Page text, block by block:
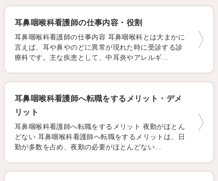
耳鼻咽喉科看護師の仕事内容・役割
耳鼻咽喉科看護師の仕事内容 耳鼻咽喉科とは大まかに
言えば、耳や鼻やのどに異常が現れた時に受診する診
療科です。主な疾患として、中耳炎やアレルギ...
耳鼻咽喉科看護師へ転職をするメリット・デメ
リット
耳鼻咽喉科看護師へ転職をするメリット 夜勤がほとん
どない 耳鼻咽喉科看護師へ転職をするメリットは、日
勤が多数を占め、夜勤の必要がほとんどない...